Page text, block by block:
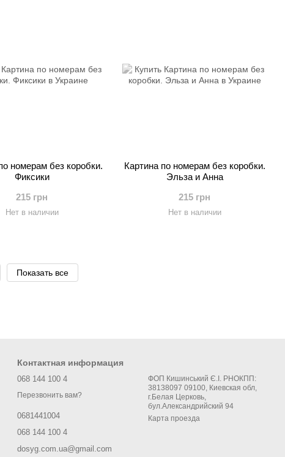
номерам без коробки.
Фиксики
215 грн
Нет в наличии
Картина по номерам без коробки.
Эльза и Анна
215 грн
Нет в наличии
Показать все
Контактная информация
068 144 100 4
Перезвонить вам?
0681441004
068 144 100 4
dosyg.com.ua@gmail.com
ФОП Кишинський Є.І. РНОКПП:
38138097 09100, Киевская обл,
г.Белая Церковь,
бул.Александрийский 94
Карта проезда